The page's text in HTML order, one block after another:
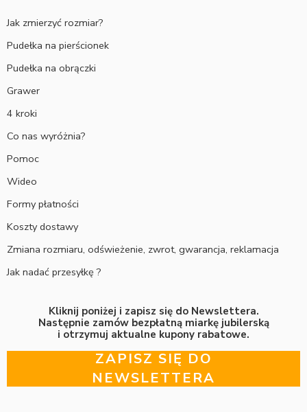
Jak zmierzyć rozmiar?
Pudełka na pierścionek
Pudełka na obrączki
Grawer
4 kroki
Co nas wyróżnia?
Pomoc
Wideo
Formy płatności
Koszty dostawy
Zmiana rozmiaru, odświeżenie, zwrot, gwarancja, reklamacja
Jak nadać przesyłkę ?
Kliknij poniżej i zapisz się do Newslettera.
Następnie zamów bezpłatną miarkę jubilerską
i otrzymuj aktualne kupony rabatowe.
ZAPISZ SIĘ DO
NEWSLETTERA